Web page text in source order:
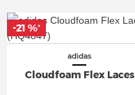
adidas
Cloudfoam Flex Laces
-21 %*